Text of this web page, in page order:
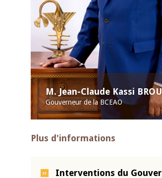
M. Jean-Claude Kassi BROU
Gouverneur de la BCEAO
Plus d'informations
Interventions du